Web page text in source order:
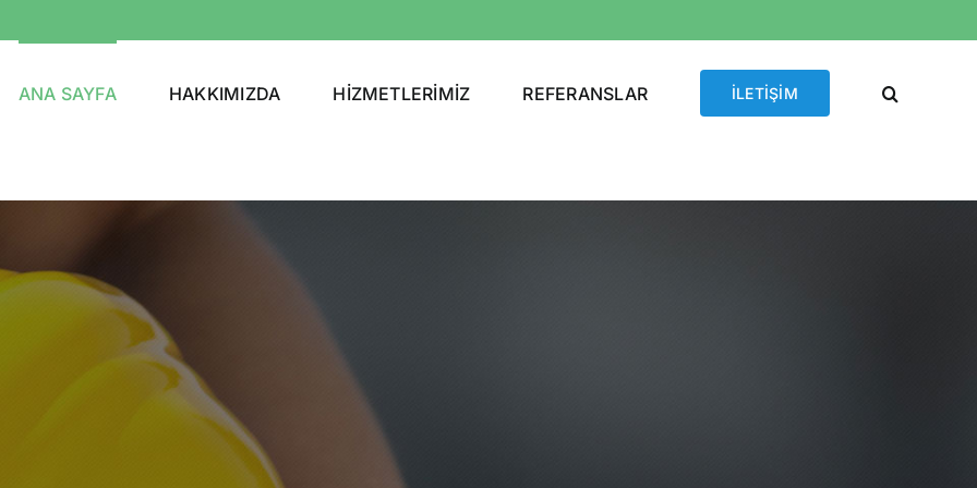
ANA SAYFA HAKKIMIZDA HİZMETLERİMİZ REFERANSLAR İLETİŞİM